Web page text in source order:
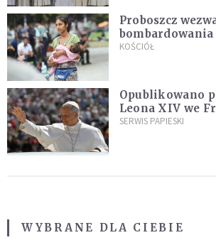
Proboszcz
"Masowy ogień
KOŚCIÓŁ
Opublikowano
Leona XIV we
SERWIS PAPIESKI
WYBRANE DLA CIEBIE